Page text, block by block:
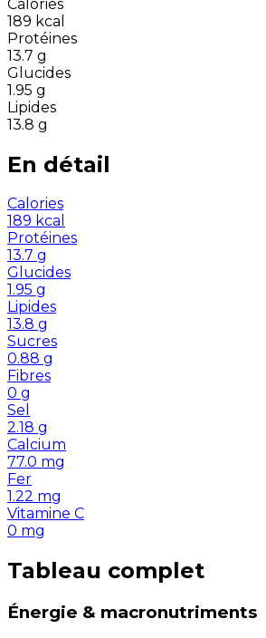
Calories
189 kcal
Protéines
13.7 g
Glucides
1.95 g
Lipides
13.8 g
En détail
Calories
189 kcal
Protéines
13.7 g
Glucides
1.95 g
Lipides
13.8 g
Sucres
0.88 g
Fibres
0 g
Sel
2.18 g
Calcium
77.0 mg
Fer
1.22 mg
Vitamine C
0 mg
Tableau complet
Énergie & macronutriments